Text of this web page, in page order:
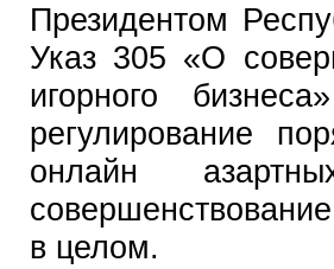
Президентом
Указ 305 «О
игорного
регулирование
онлайн
в целом.